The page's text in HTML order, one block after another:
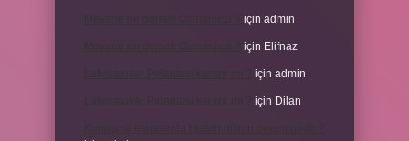
için admin
için Elifnaz
için admin
için Dilan